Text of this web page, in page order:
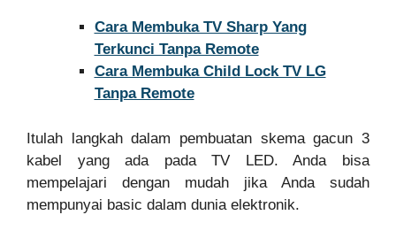
Cara Membuka TV Sharp Yang
Terkunci Tanpa Remote
Cara Membuka Child Lock TV LG
Tanpa Remote
Itulah langkah dalam pembuatan skema gacun 3
kabel yang ada pada TV LED. Anda bisa
mempelajari dengan mudah jika Anda sudah
mempunyai basic dalam dunia elektronik.